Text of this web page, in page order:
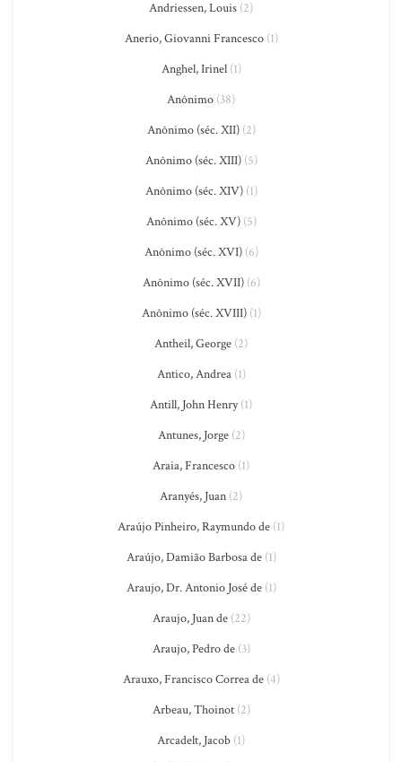
Andriessen, Louis (2)
Anerio, Giovanni Francesco(1)
Anghel, Irinel(1)
Anônimo (38)
Anônimo (séc. XII)(2)
Anônimo (séc. XIII)(5)
Anônimo (séc. XIV)(1)
Anônimo (séc. XV)(5)
Anônimo (séc. XVI)(6)
Anônimo (séc. XVII)(6)
Anônimo (séc. XVIII)(1)
Antheil, George (2)
Antico, Andrea(1)
Antill, John Henry(1)
Antunes, Jorge(2)
Araia, Francesco (1)
Aranyés, Juan (2)
Araújo Pinheiro, Raymundo de (1)
Araújo, Damião Barbosa de(1)
Araujo, Dr. Antonio José de(1)
Araujo, Juan de(22)
Araujo, Pedro de(3)
Arauxo, Francisco Correa de(4)
Arbeau, Thoinot(2)
Arcadelt, Jacob (1)